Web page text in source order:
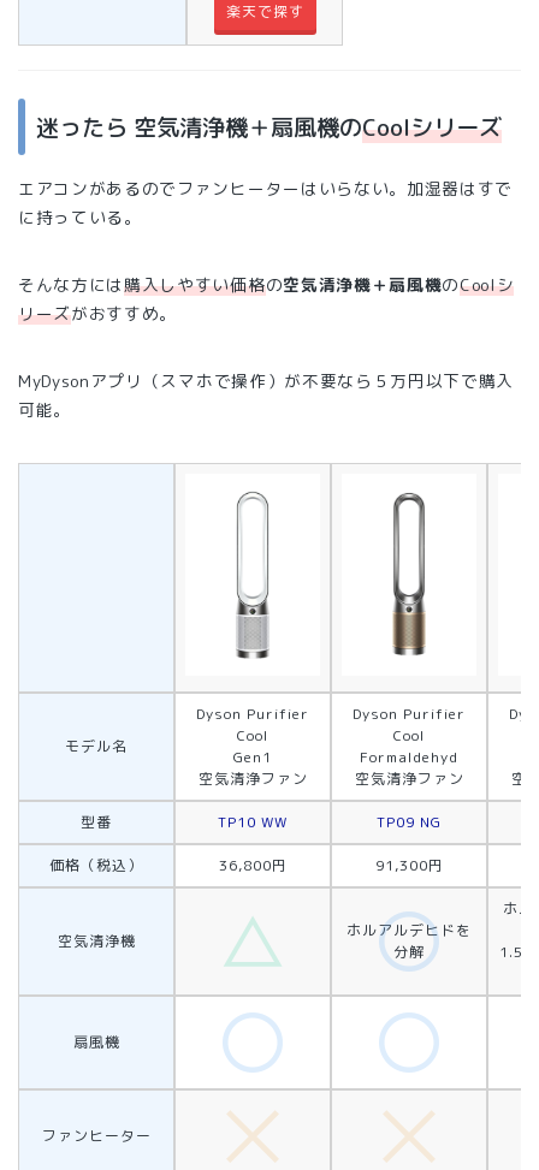
楽天で探す
迷ったら 空気清浄機＋扇風機のCoolシリーズ
エアコンがあるのでファンヒーターはいらない。加湿器はすで
に持っている。
そんな方には購入しやすい価格の空気清浄機＋扇風機のCoolシ
リーズがおすすめ。
MyDysonアプリ（スマホで操作）が不要なら５万円以下で購入
可能。
モデル名
Dyson Purifier
Cool
Gen1
空気清浄ファン
Dyson Purifier
Cool
Formaldehyd
空気清浄ファン
空
型番 TP10 WW TP09 NG
価格（税込） 36,800円 91,300円
空気清浄機
ホルアルデヒドを
分解
ホル
1.5
扇風機
ファンヒーター